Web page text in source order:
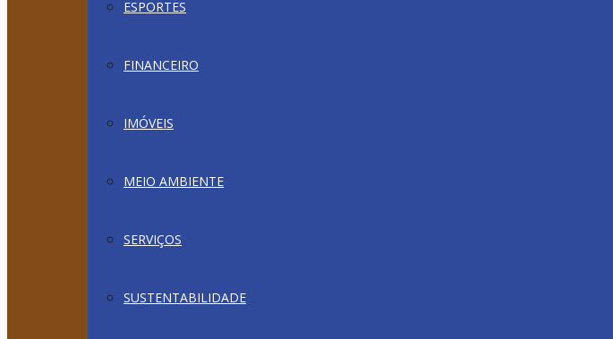
ESPORTES
FINANCEIRO
IMÓVEIS
MEIO AMBIENTE
SERVIÇOS
SUSTENTABILIDADE